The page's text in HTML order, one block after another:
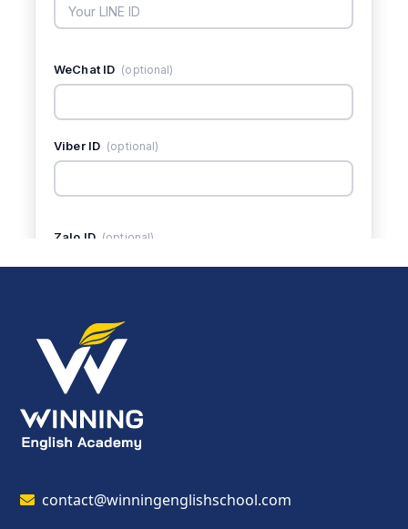
contact@winningenglishschool.com